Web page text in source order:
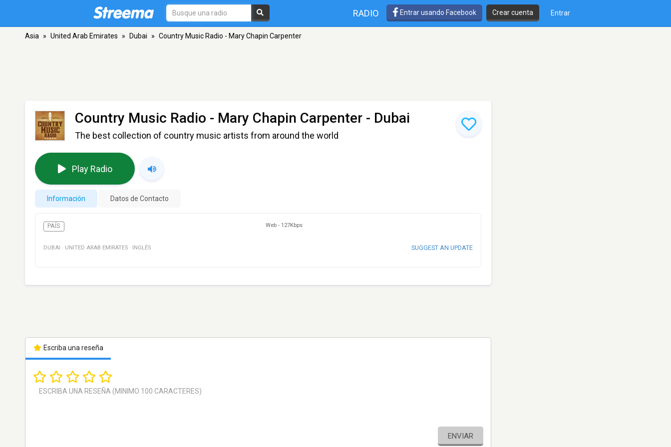
RADIO Entrar usando Facebook Crear cuenta Entrar
Asia » United Arab Emirates » Dubai » Country Music Radio - Mary Chapin Carpenter
Country Music Radio - Mary Chapin Carpenter - Dubai
The best collection of country music artists from around the world
Play Radio
Información Datos de Contacto
PAÍS Web - 127Kbps
DUBAI · UNITED ARAB EMIRATES · INGLÉS SUGGEST AN UPDATE
Escriba una reseña
ENVIAR